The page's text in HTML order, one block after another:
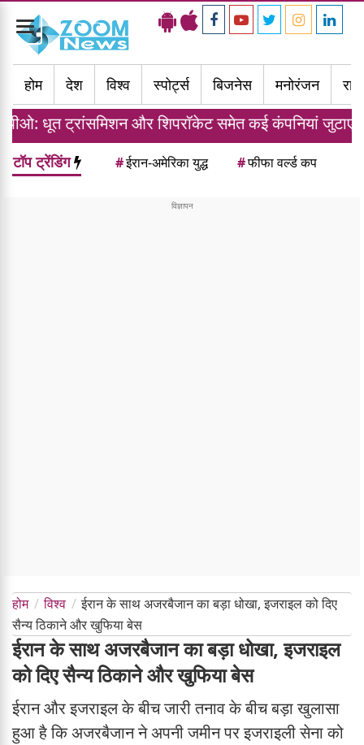
Toggle
navigation
होम
देश विश्व स्पोर्ट्स बिजनेस मनोरंजन
और शिपरॉकेट समेत कई कंपनियां जुटाएंगी 7,681 करोड़
टॉप ट्रेंडिंग #ईरान-अमेरिका युद्ध #फीफा वर्ल्ड कप
होम विश्व
ईरान के साथ अजरबैजान का बड़ा धोखा, इजराइल को दिए
सैन्य ठिकाने और खुफिया बेस
ईरान के साथ अजरबैजान का बड़ा धोखा, इजराइल
को दिए सैन्य ठिकाने और खुफिया बेस
ईरान और इजराइल के बीच जारी तनाव के बीच बड़ा खुलासा
हुआ है कि अजरबैजान ने अपनी जमीन पर इजराइली सेना को